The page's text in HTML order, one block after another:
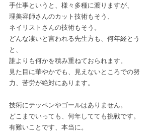
手仕事というと、様々多種に渡りますが、
理美容師さんのカット技術もそう、
ネイリストさんの技術もそう。
どんな凄いと言われる先生方も、何年経とう
と、
誰よりも何かを積み重ねておられます。
見た目に華やかでも、見えないところでの努
力、苦労が絶対にあります。
技術にテッペンやゴールはありません。
どこまでいっても、何年してても挑戦です。
有難いことです、本当に。